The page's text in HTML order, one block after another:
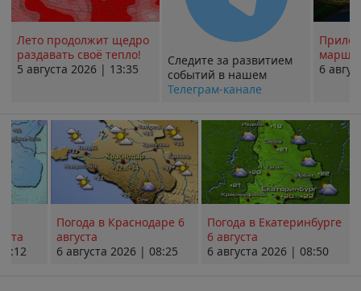
Лето продолжит щедро
раздавать своё тепло!
5 августа 2026 | 13:35
Следите за развитием
событий в нашем
Телеграм-канале
6
Погода в Краснодаре 6
августа
6 августа 2026 | 08:25
Погода в Екатеринбурге
6 августа
6 августа 2026 | 08:50